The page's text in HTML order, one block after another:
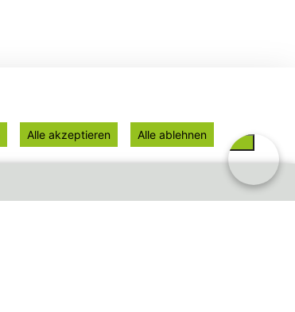
Alle akzeptieren Alle ablehnen